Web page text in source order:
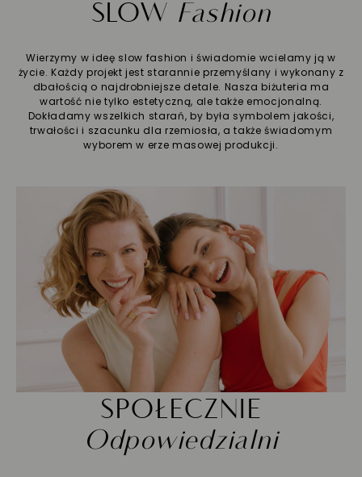
SLOW Fashion
Wierzymy w ideę slow fashion i świadomie wcielamy ją w
życie. Każdy projekt jest starannie przemyślany i wykonany z
dbałością o najdrobniejsze detale. Nasza biżuteria ma
wartość nie tylko estetyczną, ale także emocjonalną.
Dokładamy wszelkich starań, by była symbolem jakości,
trwałości i szacunku dla rzemiosła, a także świadomym
wyborem w erze masowej produkcji.
SPOŁECZNIE
Odpowiedzialni